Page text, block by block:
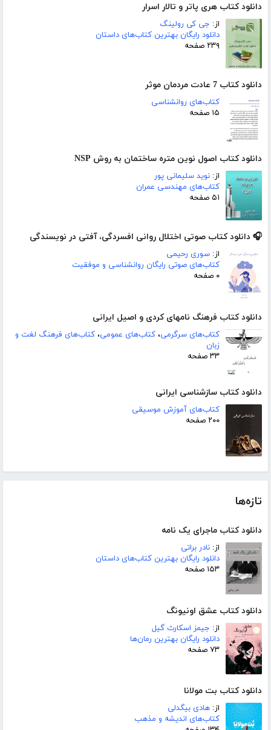
دانلود کتاب هری پاتر و تالار اسرار
از: جی کی رولینگ
دانلود رایگان بهترین کتاب‌های داستان
۲۳۹ صفحه
دانلود کتاب 7 عادت مردمان موثر
کتاب‌های روانشناسی
۱۵ صفحه
دانلود کتاب اصول نوین متره ساختمان به روش NSP
از: نوید سلیمانی پور
کتاب‌های مهندسی عمران
۵۱ صفحه
🎧 دانلود کتاب صوتی اختلال روانی افسردگی، آفتی در نویسندگی
از: سوری رحیمی
کتاب‌های صوتی رایگان روانشناسی و موفقیت
۰ صفحه
دانلود کتاب فرهنگ نامهای کردی و اصیل ایرانی
کتاب‌های سرگرمی، کتاب‌های عمومی، کتاب‌های فرهنگ لغت و
زبان
۳۳ صفحه
دانلود کتاب سازشناسی ایرانی
کتاب‌های آموزش موسیقی
۲۰۰ صفحه
تازه‌ها
دانلود کتاب ماجرای یک نامه
از: نادر براتی
دانلود رایگان بهترین کتاب‌های داستان
۱۵۳ صفحه
دانلود کتاب عشق اونیونگ
از: جیمز اسکارث گیل
دانلود رایگان بهترین رمان‌ها
۷۳ صفحه
دانلود کتاب بت مولانا
از: هادی بیگدلی
کتاب‌های اندیشه و مذهب